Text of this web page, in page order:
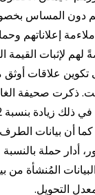
دون المساس
إعلاناتهم
لهم لإثبات القيمة
تكوين علاقات
ذكرت صحيفة
أدار حملة